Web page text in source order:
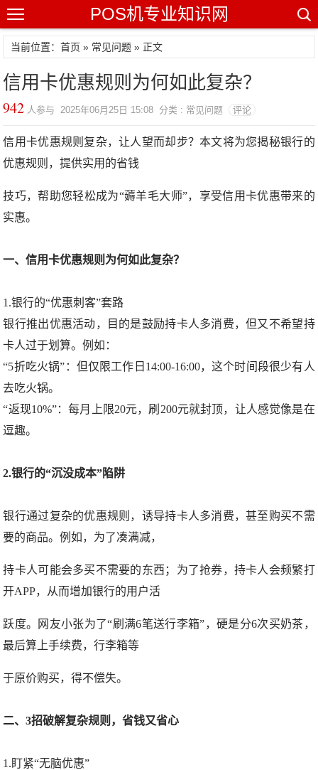
POS机专业知识网
当前位置：首页 » 常见问题 » 正文
信用卡优惠规则为何如此复杂？
942 人参与 2025年06月25日 15:08 分类 : 常见问题 评论
信用卡优惠规则复杂，让人望而却步？本文将为您揭秘银行的
优惠规则，提供实用的省钱
技巧，帮助您轻松成为“薅羊毛大师”，享受信用卡优惠带来的
实惠。
一、信用卡优惠规则为何如此复杂？
1.银行的“优惠刺客”套路
银行推出优惠活动，目的是鼓励持卡人多消费，但又不希望持
卡人过于划算。例如：
“5折吃火锅”：但仅限工作日14:00-16:00，这个时间段很少有人
去吃火锅。
“返现10%”：每月上限20元，刷200元就封顶，让人感觉像是在
逗趣。
2.银行的“沉没成本”陷阱
银行通过复杂的优惠规则，诱导持卡人多消费，甚至购买不需
要的商品。例如，为了凑满减，
持卡人可能会多买不需要的东西；为了抢券，持卡人会频繁打
开APP，从而增加银行的用户活
跃度。网友小张为了“刷满6笔送行李箱”，硬是分6次买奶茶，
最后算上手续费，行李箱等
于原价购买，得不偿失。
二、3招破解复杂规则，省钱又省心
1.盯紧“无脑优惠”